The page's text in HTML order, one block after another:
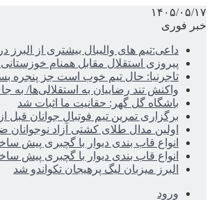
۱۴۰۵/۰۵/۱۷
خبر فوری
داعی:تیم های والیبال بیشتری از
پیروزی استقلال مقابل همنام خوزستانی
تاجرنیا: حال تیم خوب است جز پنجره
واکنش تند رضاییان به استقلالی‌ها/ به
باشگاه گل گهر: حقانیت ما اثبات شد
برگزاری تمرین تیم فوتبال جوانان قبل
اولین مدال طلای کشتی آزاد
انواع قاب بندی دیوار با گچبری پیش
انواع قاب بندی دیوار با گچبری پیش
البرز میزبان لیگ پرهیجان تکواندو شد
ورود